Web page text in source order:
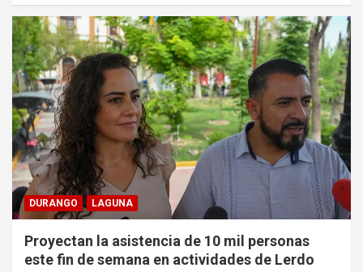
DURANGO LAGUNA
Proyectan la asistencia de 10 mil personas
este fin de semana en actividades de Lerdo